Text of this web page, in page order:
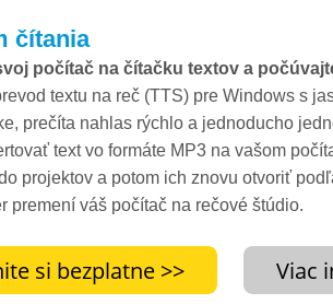
čítania
počítač na čítačku textov a
textu na reč (TTS) pre Windows s
prečíta nahlas rýchlo a jednoducho
text vo formáte MP3 na vašom
projektov a potom ich znovu otvoriť
premení váš počítač na rečové štúdio.